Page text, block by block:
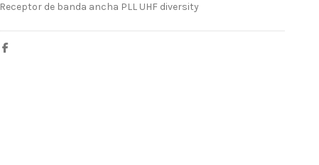
Receptor de banda ancha PLL UHF diversity